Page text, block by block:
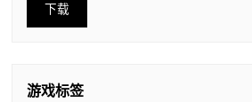
下载
游戏标签